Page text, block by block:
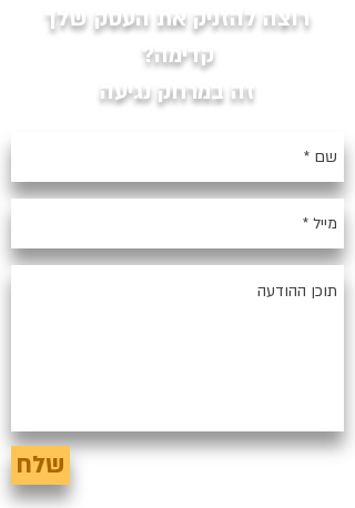
רוצה להזניק את העסק שלך
קדימה?
זה במרחק נגיעה
שלח